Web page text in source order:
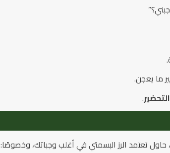
ما يعجن.
.
تعتمد الرز البسمتي في أغلب وجباتك، وخصوصًا: